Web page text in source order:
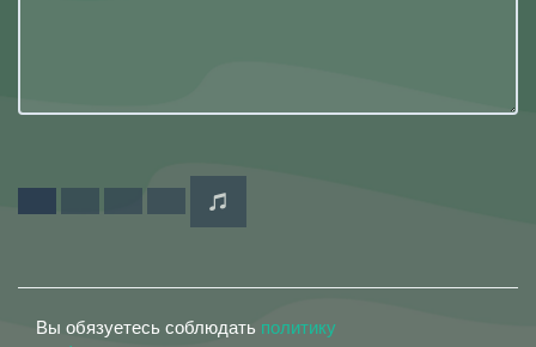
Вы обязуетесь соблюдать политику